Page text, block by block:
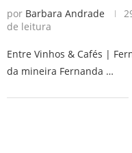
por Barbara Andrade
de leitura
Entre Vinhos & Cafés |
da mineira Fernanda …